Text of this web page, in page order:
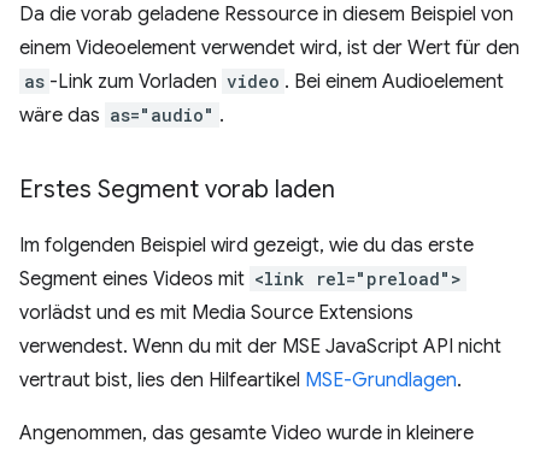
Da die vorab geladene Ressource in diesem Beispiel von
einem Videoelement verwendet wird, ist der Wert für den
as -Link zum Vorladen video . Bei einem Audioelement
wäre das as="audio" .
Erstes Segment vorab laden
Im folgenden Beispiel wird gezeigt, wie du das erste
Segment eines Videos mit <link rel="preload">
vorlädst und es mit Media Source Extensions
verwendest. Wenn du mit der MSE JavaScript API nicht
vertraut bist, lies den Hilfeartikel MSE-Grundlagen.
Angenommen, das gesamte Video wurde in kleinere